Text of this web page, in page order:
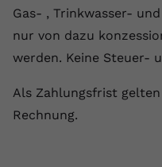
Gas- , Trinkwasser-
nur von dazu
werden. Keine Steuer-
Als Zahlungsfrist gelten
Rechnung.